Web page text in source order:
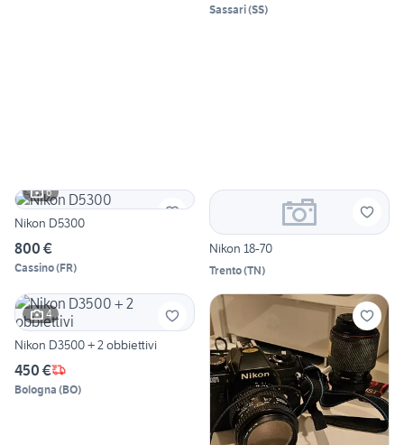
Sassari(SS)
6
Nikon D5300
800 €
Cassino(FR)
Nikon 18-70
Trento(TN)
4
Nikon D3500 + 2 obbiettivi
450 €
Bologna (BO)